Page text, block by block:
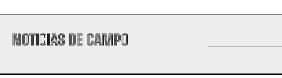
NOTICIAS DE CAMPO